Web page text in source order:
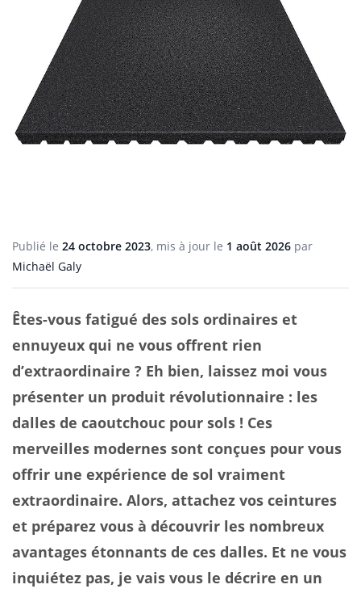
Publié le 24 octobre 2023, mis à jour le 1 août 2026 par
Michaël Galy
Êtes-vous fatigué des sols ordinaires et
ennuyeux qui ne vous offrent rien
d’extraordinaire ? Eh bien, laissez moi vous
présenter un produit révolutionnaire : les
dalles de caoutchouc pour sols ! Ces
merveilles modernes sont conçues pour vous
offrir une expérience de sol vraiment
extraordinaire. Alors, attachez vos ceintures
et préparez vous à découvrir les nombreux
avantages étonnants de ces dalles. Et ne vous
inquiétez pas, je vais vous le décrire en un